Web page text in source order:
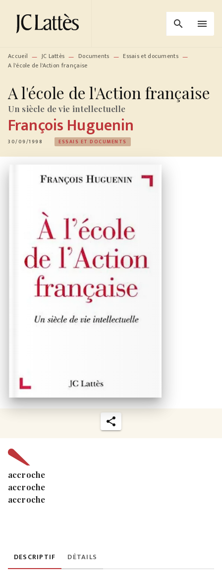
MENU RECHERCHE
PIED DE PAGE
search menu
Accueil — JC Lattès — Documents — Essais et documents —
A l'école de l'Action française
A l'école de l'Action française
Un siècle de vie intellectuelle
François Huguenin
30/09/1998 ESSAIS ET DOCUMENTS
accroche
accroche
accroche
DESCRIPTIF DÉTAILS